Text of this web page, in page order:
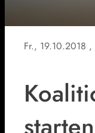
Fr., 19.10.2018 ,